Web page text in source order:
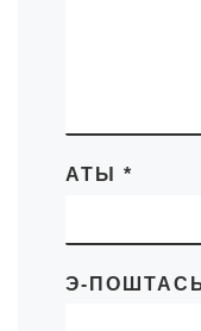
АТЫ *
Э-